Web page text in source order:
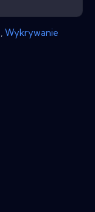
Wykrywanie